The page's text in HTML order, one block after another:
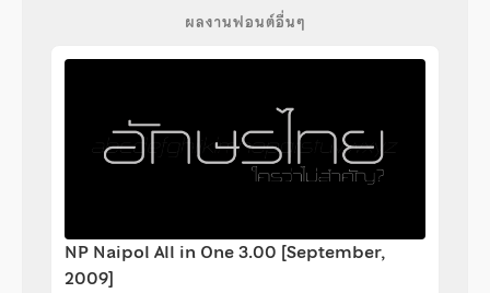
ผลงานฟอนต์อื่นๆ
NP Naipol All in One 3.00 [September,
2009]